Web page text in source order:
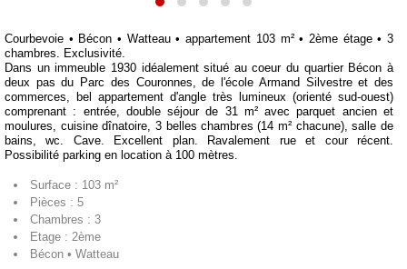
Courbevoie • Bécon • Watteau • appartement 103 m² • 2ème étage • 3
chambres. Exclusivité.
Dans un immeuble 1930 idéalement situé au coeur du quartier Bécon à
deux pas du Parc des Couronnes, de l'école Armand Silvestre et des
commerces, bel appartement d'angle très lumineux (orienté sud-ouest)
comprenant : entrée, double séjour de 31 m² avec parquet ancien et
moulures, cuisine dînatoire, 3 belles chambres (14 m² chacune), salle de
bains, wc. Cave. Excellent plan. Ravalement rue et cour récent.
Possibilité parking en location à 100 mètres.
Surface : 103 m²
Pièces : 5
Chambres : 3
Etage : 2ème
Bécon • Watteau